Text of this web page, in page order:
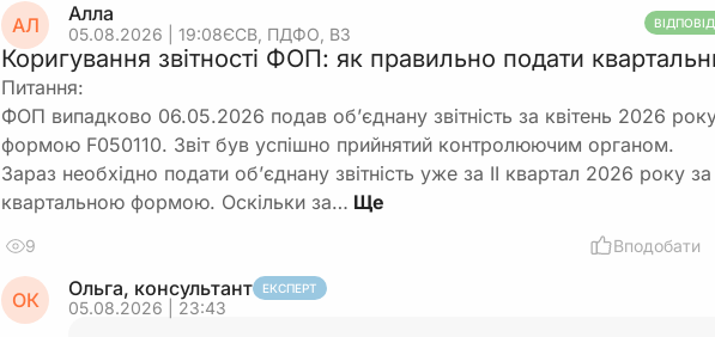
АЛ Алла
05.08.2026 | 19:08ЄСВ, ПДФО, ВЗ
Коригування звітності ФОП: як правильно подати
Питання:
ФОП випадково 06.05.2026 подав об’єднану звітність за квітень 2026
формою F050110. Звіт був успішно прийнятий контролюючим органом.
Зараз необхідно подати об’єднану звітність уже за ІІ квартал 2026 року
квартальною формою. Оскільки за…
9 Вподобати
ОК Ольга, консультант ЕКСПЕРТ
05.08.2026 | 23:43